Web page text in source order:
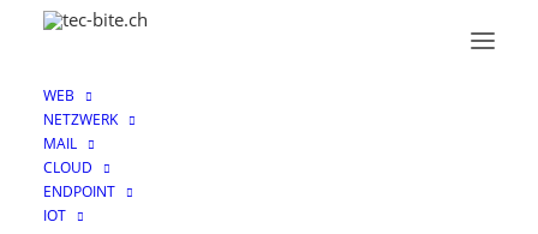
WEB
NETZWERK
MAIL
CLOUD
ENDPOINT
IOT